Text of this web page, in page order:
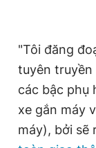
"Tôi đăng
tuyên truyền
các bậc phụ
xe gắn máy
máy), bởi sẽ